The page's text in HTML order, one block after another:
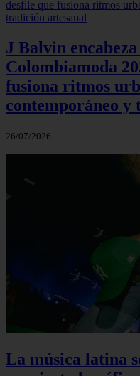
J Balvin
Colombiamoda
fusiona ritmos
contemporáneo y
26/07/2026
La música latina